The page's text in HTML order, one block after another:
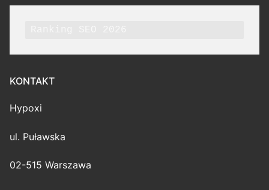
KONTAKT
Hypoxi
ul. Puławska
02-515 Warszawa